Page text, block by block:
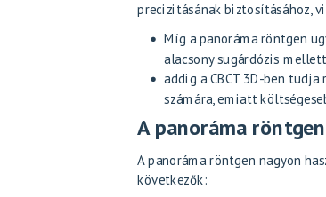
precizitásának biztosításához,
Míg a panoráma röntgen
alacsony sugárdózis
addig a CBCT 3D-ben
számára, emiatt
A panoráma
A panoráma röntgen nagyon
következők: